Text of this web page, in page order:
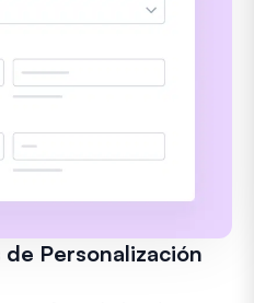
Personalización